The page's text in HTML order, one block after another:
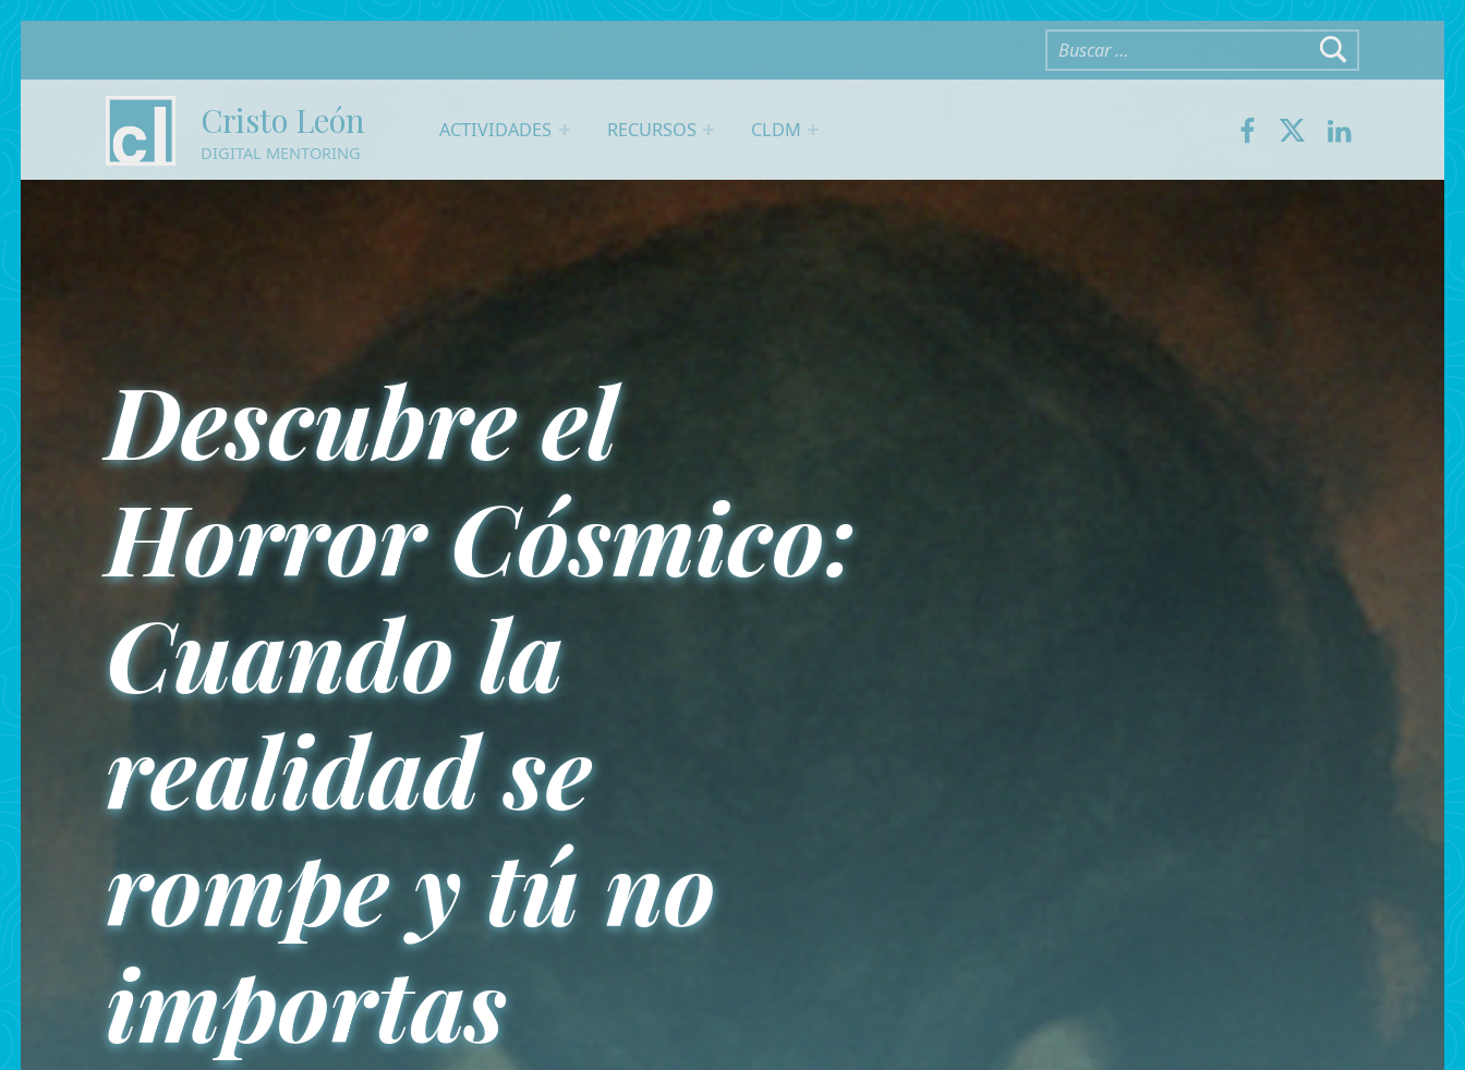
Cristo León
DIGITAL MENTORING
ACTIVIDADES RECURSOS CLDM
Facebook
TwitterLinkedIn
Buscar:
Descubre el
Horror Cósmico:
Cuando la
realidad se
rompe y tú no
importas